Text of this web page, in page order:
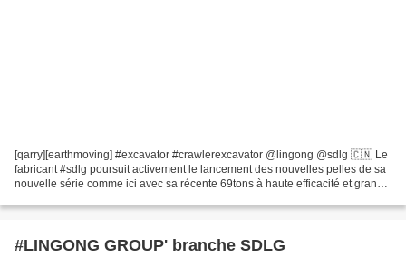
[qarry][earthmoving] #excavator #crawlerexcavator @lingong @sdlg 🇨🇳 Le
fabricant #sdlg poursuit activement le lancement des nouvelles pelles de sa
nouvelle série comme ici avec sa récente 69tons à haute efficacité et grande
#LINGONG GROUP' branche SDLG